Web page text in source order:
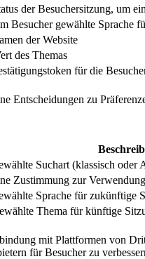
der Besuchersitzung, um
Besucher gewählte Sprache
der Website
des Themas
für die
Entscheidungen zu
Suchart (klassisch
Zustimmung zur
Sprache für zukünftige
Thema für künftige
mit Plattformen von
für Besucher zu